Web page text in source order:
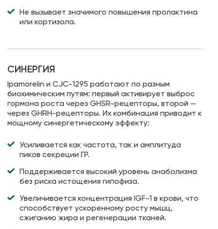
Не вызывает значимого повышения пролактина
или кортизола.
СИНЕРГИЯ
Ipamorelin и CJC-1295 работают по разным
биохимическим путям: первый активирует выброс
гормона роста через GHSR-рецепторы, второй —
через GHRH-рецепторы. Их комбинация приводит к
мощному синергетическому эффекту:
Усиливается как частота, так и амплитуда
пиков секреции ГР.
Поддерживается высокий уровень анаболизма
без риска истощения гипофиза.
Увеличивается концентрация IGF-1 в крови, что
способствует ускоренному росту мышц,
сжиганию жира и регенерации тканей.